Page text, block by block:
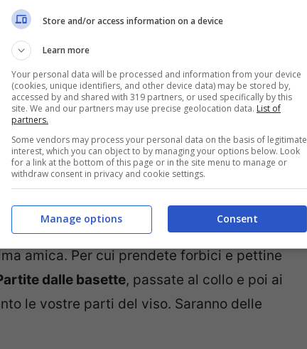
seguire delle piccole regole. In primo
di strumenti adeguati: pettine, forbici o
con maggior precisione i contorni
il tempo necessario per sistemare la
barba in maniera frettolosa, del resto si
amica. Per cui prendete forbici e pettine
dalle basette, passate al collo e poi ai
le vostre parti del viso. Saranno delle
Store and/or access information on a device
Learn more
Your personal data will be processed and information from your device
(cookies, unique identifiers, and other device data) may be stored by,
accessed by and shared with 319 partners, or used specifically by this
site. We and our partners may use precise geolocation data. List of
partners.
Some vendors may process your personal data on the basis of legitimate
interest, which you can object to by managing your options below. Look
for a link at the bottom of this page or in the site menu to manage or
withdraw consent in privacy and cookie settings.
Consent
Manage options